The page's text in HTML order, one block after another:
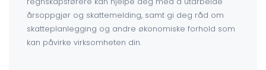
årsoppgjør og skattemelding, samt gi deg råd om
skatteplanlegging og andre økonomiske forhold som
kan påvirke virksomheten din.